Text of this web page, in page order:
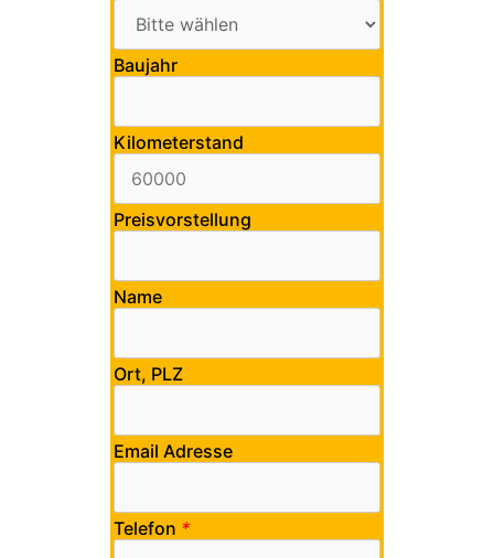
Baujahr
Kilometerstand
Preisvorstellung
Name
Ort, PLZ
Email Adresse
Telefon *